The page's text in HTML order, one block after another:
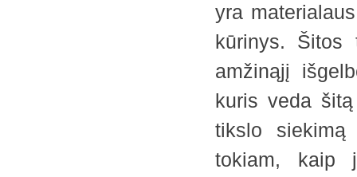
yra
kūrinys. Šitos
amžinąjį
kuris veda
tikslo
tokiam, kaip